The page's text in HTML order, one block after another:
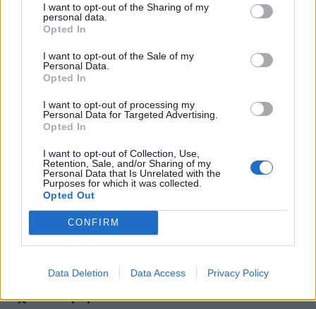
I want to opt-out of the Sharing of my
personal data.
Opted In
I want to opt-out of the Sale of my
Personal Data.
Opted In
I want to opt-out of processing my
Personal Data for Targeted Advertising.
Opted In
I want to opt-out of Collection, Use,
Retention, Sale, and/or Sharing of my
Personal Data that Is Unrelated with the
Purposes for which it was collected.
Opted Out
CONFIRM
Data Deletion Data Access Privacy Policy
Σχετικά Άρθρα